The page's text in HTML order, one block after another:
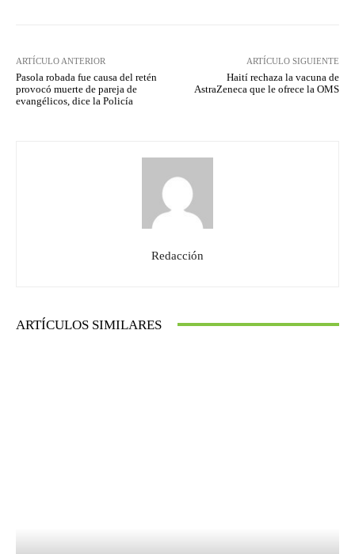
ARTÍCULO ANTERIOR
Pasola robada fue causa del retén
provocó muerte de pareja de
evangélicos, dice la Policía
ARTÍCULO SIGUIENTE
Haití rechaza la vacuna de
AstraZeneca que le ofrece la OMS
Redacción
ARTÍCULOS SIMILARES